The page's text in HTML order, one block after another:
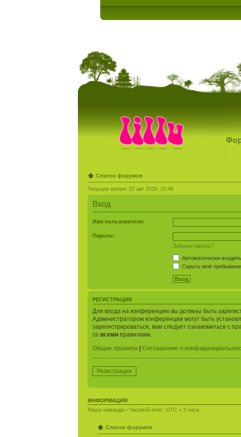
Список форумов
Текущее время: 07 авг 2026, 10:48
Вход
Имя пользователя:
Пароль:
Забыли пароль?
Автоматически
Скрыть моё
РЕГИСТРАЦИЯ
Для входа на конференцию вы должны быть
Администратором конференции могут быть
зарегистрироваться, вам следует ознакомиться с
со всеми правилами.
Общие правила | Соглашение о
Регистрация
ИНФОРМАЦИЯ
Наша команда • Часовой пояс: UTC + 3 часа
Список форумов